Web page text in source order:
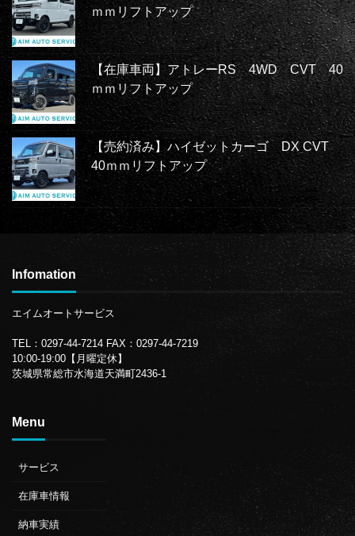
ｍｍリフトアップ
【在庫車両】アトレーRS 4WD CVT 40
ｍｍリフトアップ
【売約済み】ハイゼットカーゴ DX CVT
40ｍｍリフトアップ
Infomation
エイムオートサービス
TEL：0297-44-7214 FAX：0297-44-7219
10:00-19:00【月曜定休】
茨城県常総市水海道天満町2436-1
Menu
サービス
在庫車情報
納車実績